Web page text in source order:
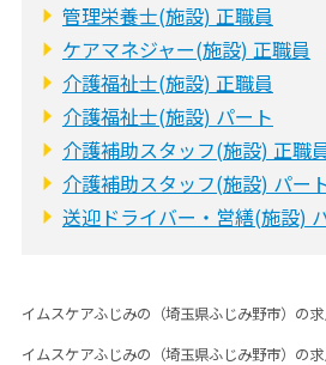
管理栄養士(施設) 正職員
ケアマネジャー(施設) 正職員
介護福祉士(施設) 正職員
介護福祉士(施設) パート
介護補助スタッフ(施設) 正職
介護補助スタッフ(施設) パー
送迎ドライバー・営繕(施設)
イムスケアふじみの（埼玉県ふじみ野市）の
イムスケアふじみの（埼玉県ふじみ野市）の